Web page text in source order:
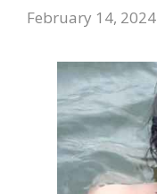
February 14, 2024